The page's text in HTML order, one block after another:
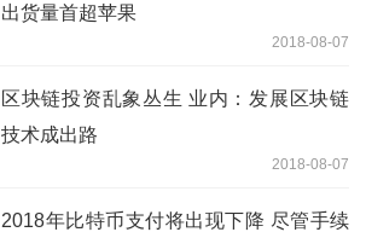
出货量首超苹果
2018-08-07
区块链投资乱象丛生 业内：发展区块链
技术成出路
2018-08-07
2018年比特币支付将出现下降 尽管手续